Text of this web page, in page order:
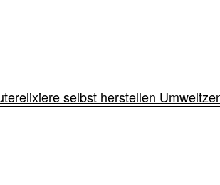
selbst herstellen